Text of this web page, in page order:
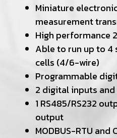
Miniature
measurement
High performance
Able to run up to 4
cells (4/6-wire)
Programmable
2 digital inputs
1 RS485/RS232
output
MODBUS-RTU